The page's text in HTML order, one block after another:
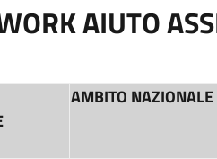
AIUTO
AMBITO